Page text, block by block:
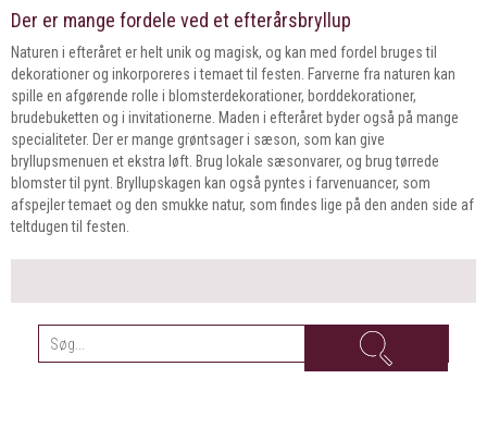
Der er mange fordele ved et efterårsbryllup
Naturen i efteråret er helt unik og magisk, og kan med fordel bruges til
dekorationer og inkorporeres i temaet til festen. Farverne fra naturen kan
spille en afgørende rolle i blomsterdekorationer, borddekorationer,
brudebuketten og i invitationerne. Maden i efteråret byder også på mange
specialiteter. Der er mange grøntsager i sæson, som kan give
bryllupsmenuen et ekstra løft. Brug lokale sæsonvarer, og brug tørrede
blomster til pynt. Bryllupskagen kan også pyntes i farvenuancer, som
afspejler temaet og den smukke natur, som findes lige på den anden side af
teltdugen til festen.